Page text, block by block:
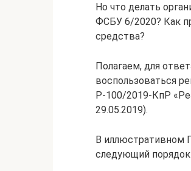
Но что делать
ФСБУ 6/2020? Как
средства?
Полагаем, для
воспользоваться
Р-100/2019-КпР
29.05.2019).
В иллюстративном
следующий